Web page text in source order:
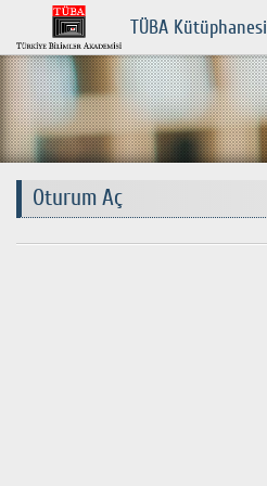
TÜBA Kütüphanesi
Oturum Aç